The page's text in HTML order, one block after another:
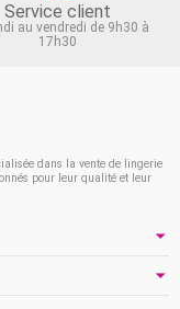
Service client
au vendredi de 9h30 à
17h30
dans la vente de lingerie
pour leur qualité et leur